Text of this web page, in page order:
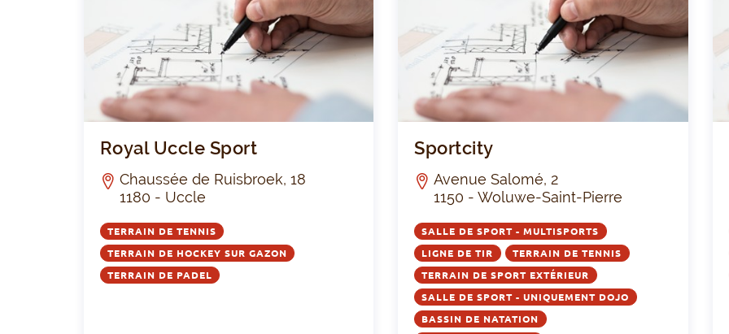
NFR
AST
RUC
Royal Uccle Sport
Chaussée de Ruisbroek, 18
1180 - Uccle
TERRAIN DE TENNIS
TERRAIN DE HOCKEY SUR GAZON
TERRAIN DE PADEL
NFR
AST
RUC
Sportcity
Avenue Salomé, 2
1150 - Woluwe-Saint-Pierre
SALLE DE SPORT - MULTISPORTS
LIGNE DE TIR TERRAIN DE TENNIS
TERRAIN DE SPORT EXTÉRIEUR
SALLE DE SPORT - UNIQUEMENT DOJO
BASSIN DE NATATION